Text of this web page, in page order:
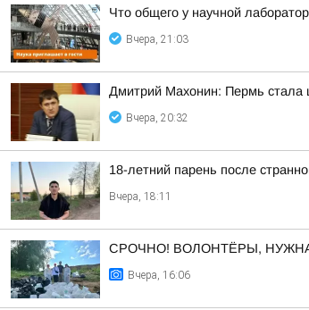
Что общего у научной
Вчера, 21:03
Дмитрий Махонин: Пермь стала
Вчера, 20:32
18-летний парень после
Вчера, 18:11
СРОЧНО! ВОЛОНТЁРЫ,
Вчера, 16:06